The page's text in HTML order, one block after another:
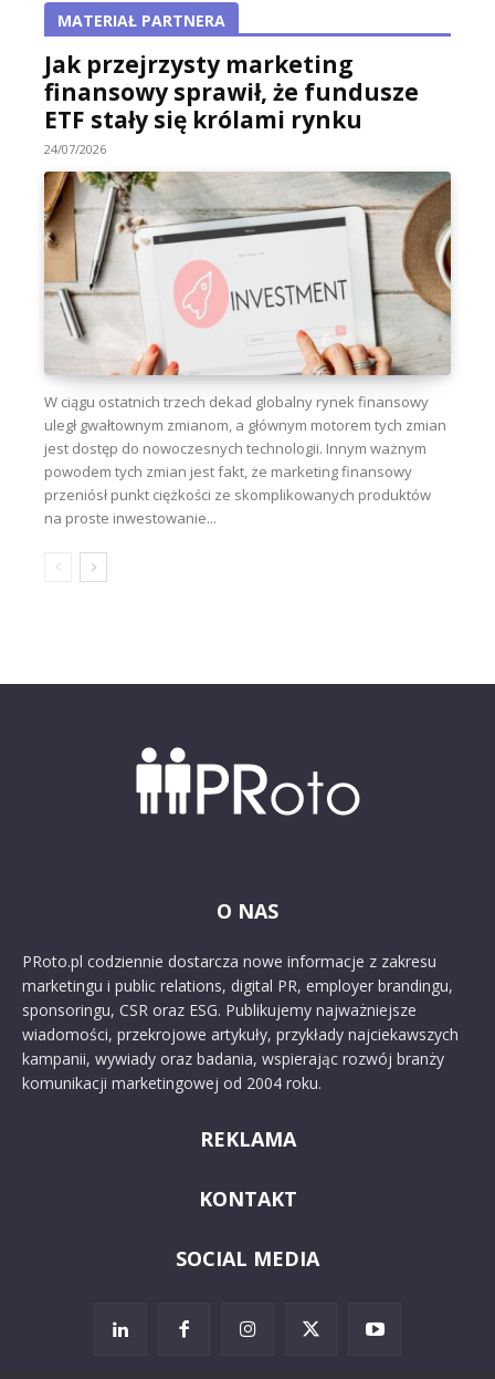
MATERIAŁ PARTNERA
Jak przejrzysty marketing
finansowy sprawił, że fundusze
ETF stały się królami rynku
24/07/2026
W ciągu ostatnich trzech dekad globalny rynek finansowy
uległ gwałtownym zmianom, a głównym motorem tych zmian
jest dostęp do nowoczesnych technologii. Innym ważnym
powodem tych zmian jest fakt, że marketing finansowy
przeniósł punkt ciężkości ze skomplikowanych produktów
na proste inwestowanie...
O NAS
PRoto.pl codziennie dostarcza nowe informacje z zakresu
marketingu i public relations, digital PR, employer brandingu,
sponsoringu, CSR oraz ESG. Publikujemy najważniejsze
wiadomości, przekrojowe artykuły, przykłady najciekawszych
kampanii, wywiady oraz badania, wspierając rozwój branży
komunikacji marketingowej od 2004 roku.
REKLAMA
KONTAKT
SOCIAL MEDIA